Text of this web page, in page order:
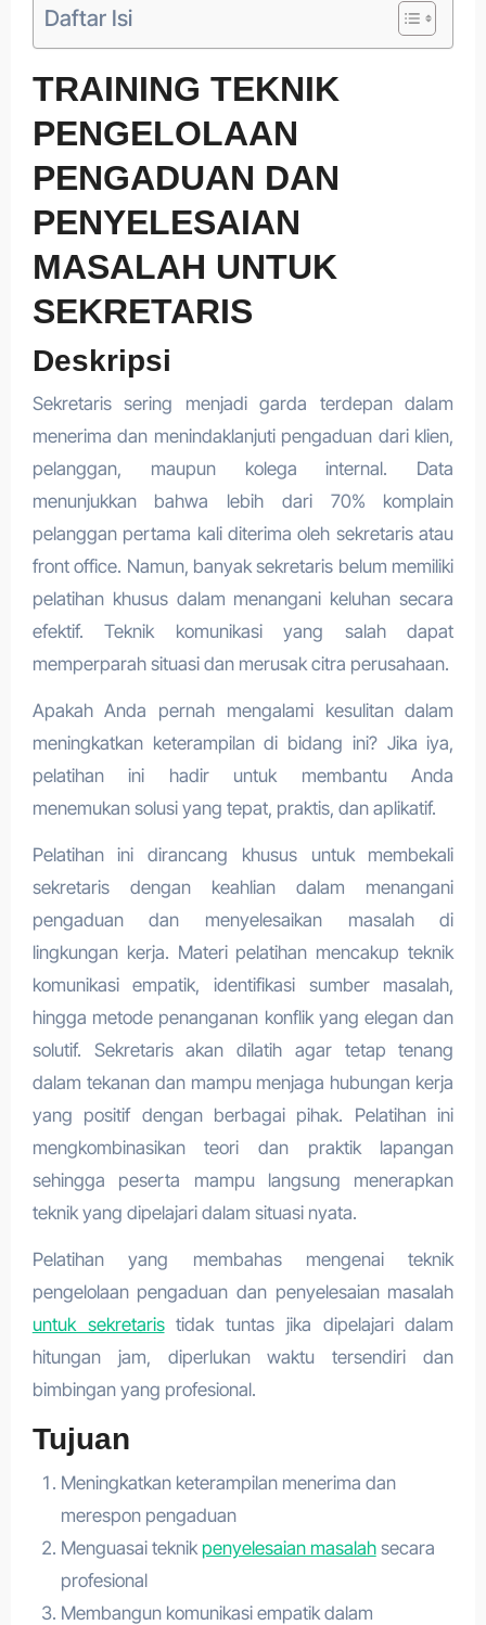
Daftar Isi
TRAINING TEKNIK
PENGELOLAAN
PENGADUAN DAN
PENYELESAIAN
MASALAH UNTUK
SEKRETARIS
Deskripsi
Sekretaris sering menjadi garda terdepan dalam
menerima dan menindaklanjuti pengaduan dari klien,
pelanggan, maupun kolega internal. Data
menunjukkan bahwa lebih dari 70% komplain
pelanggan pertama kali diterima oleh sekretaris atau
front office. Namun, banyak sekretaris belum memiliki
pelatihan khusus dalam menangani keluhan secara
efektif. Teknik komunikasi yang salah dapat
memperparah situasi dan merusak citra perusahaan.
Apakah Anda pernah mengalami kesulitan dalam
meningkatkan keterampilan di bidang ini? Jika iya,
pelatihan ini hadir untuk membantu Anda
menemukan solusi yang tepat, praktis, dan aplikatif.
Pelatihan ini dirancang khusus untuk membekali
sekretaris dengan keahlian dalam menangani
pengaduan dan menyelesaikan masalah di
lingkungan kerja. Materi pelatihan mencakup teknik
komunikasi empatik, identifikasi sumber masalah,
hingga metode penanganan konflik yang elegan dan
solutif. Sekretaris akan dilatih agar tetap tenang
dalam tekanan dan mampu menjaga hubungan kerja
yang positif dengan berbagai pihak. Pelatihan ini
mengkombinasikan teori dan praktik lapangan
sehingga peserta mampu langsung menerapkan
teknik yang dipelajari dalam situasi nyata.
Pelatihan yang membahas mengenai teknik
pengelolaan pengaduan dan penyelesaian masalah
untuk sekretaristidak tuntas jika dipelajari dalam
hitungan jam, diperlukan waktu tersendiri dan
bimbingan yang profesional.
Tujuan
Meningkatkan keterampilan menerima dan
merespon pengaduan
Menguasai teknik penyelesaian masalahsecara
profesional
Membangun komunikasi empatik dalam